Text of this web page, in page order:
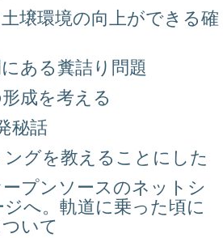
壌環境の向上ができる確
ある糞詰り問題
成を考える
秘話
グを教えることにした
プンソースのネットシ
へ。軌道に乗った頃に
いて